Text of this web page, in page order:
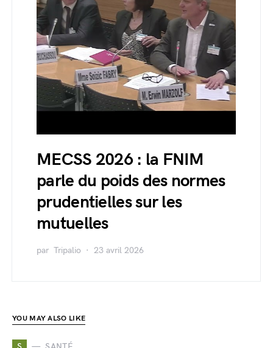
MECSS 2026 : la FNIM
parle du poids des normes
prudentielles sur les
mutuelles
par Tripalio 23 avril 2026
YOU MAY ALSO LIKE